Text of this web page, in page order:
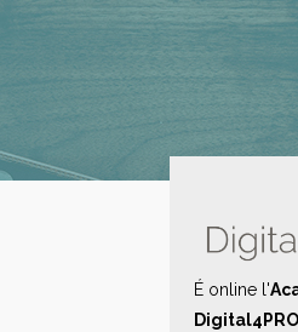
É online l'
Digital4PRO